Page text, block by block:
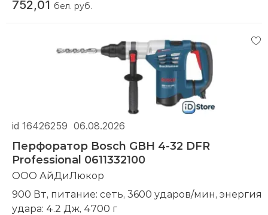
752,01 бел. руб.
id 16426259 06.08.2026
Перфоратор Bosch GBH 4-32 DFR
Professional 0611332100
ООО АйДиЛюкор
900 Вт, питание: сеть, 3600 ударов/мин, энергия
удара: 4.2 Дж, 4700 г